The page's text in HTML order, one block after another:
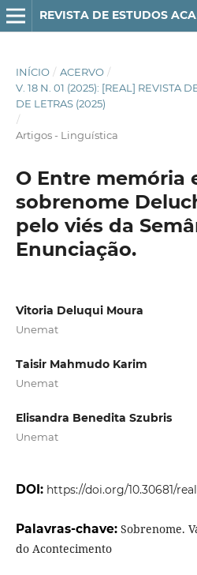
REVISTA DE ESTUDOS
INÍCIO / ACERVO /
V. 18 N. 01 (2025): [REAL] REVISTA
DE LETRAS (2025)
/
Artigos - Linguística
O Entre memória
sobrenome
pelo viés da
Enunciação.
Vitoria Deluqui Moura
Unemat
Taisir Mahmudo Karim
Unemat
Elisandra Benedita Szubris
Unemat
DOI: https://doi.org/10.30681/
Palavras-chave: Sobrenome.
do Acontecimento